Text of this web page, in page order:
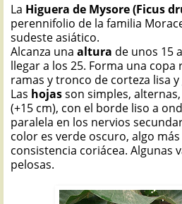
La Higuera de Mysore (Ficus
perennifolio de la familia
sudeste asiático.
Alcanza una altura de unos 15
llegar a los 25. Forma una copa
ramas y tronco de corteza lisa y
Las hojasson simples,
(+15 cm), con el borde liso a
paralela en los nervios
color es verde oscuro, algo
consistencia coriácea. Algunas
pelosas.